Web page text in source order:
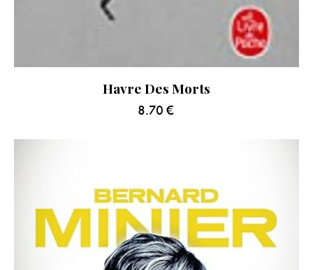
Havre Des Morts
8.70 €